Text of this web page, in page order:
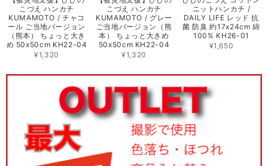
こづえ ハンカチ
KUMAMOTO / チャコ
ール ご当地バージョン
（熊本） ちょっと大き
め 50x50cm KH22-04
¥1,320
こづえ ハンカチ
KUMAMOTO / グレー
ご当地バージョン（熊
本） ちょっと大きめ
50x50cm KH22-04
¥1,320
ニットハンカチ /
DAILY LIFE レッド 抗
菌 防臭 約17x24cm 綿
100% KH26-01
¥1,650